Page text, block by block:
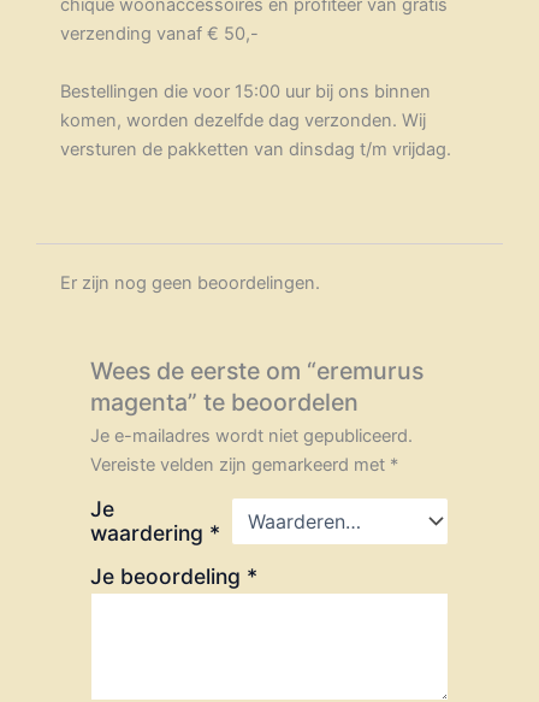
chique woonaccessoires en profiteer van gratis
verzending vanaf € 50,-
Bestellingen die voor 15:00 uur bij ons binnen
komen, worden dezelfde dag verzonden. Wij
versturen de pakketten van dinsdag t/m vrijdag.
Er zijn nog geen beoordelingen.
Wees de eerste om “eremurus
magenta” te beoordelen
Je e-mailadres wordt niet gepubliceerd.
Vereiste velden zijn gemarkeerd met *
Je
waardering *
Je beoordeling *